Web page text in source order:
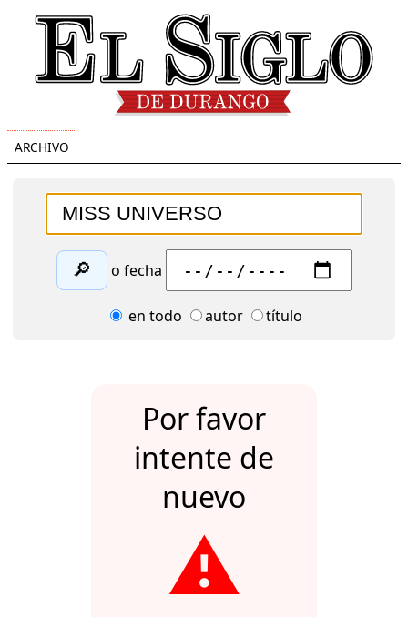
ARCHIVO
🔎 o fecha
en todo autor título
Por favor
intente de
nuevo
⚠️